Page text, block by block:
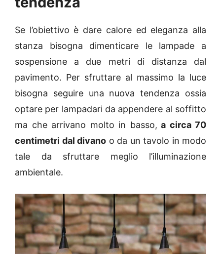
Se l’obiettivo è dare calore ed eleganza alla
stanza bisogna dimenticare le lampade a
sospensione a due metri di distanza dal
pavimento. Per sfruttare al massimo la luce
bisogna seguire una nuova tendenza ossia
optare per lampadari da appendere al soffitto
ma che arrivano molto in basso, a circa 70
centimetri dal divano o da un tavolo in modo
tale da sfruttare meglio l’illuminazione
ambientale.